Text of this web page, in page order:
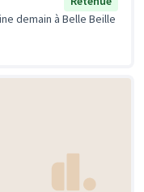
demain à Belle Beille